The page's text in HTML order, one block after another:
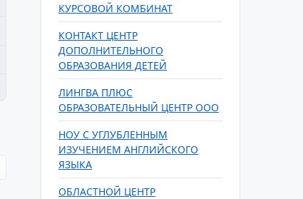
КУРСОВОЙ КОМБИНАТ
КОНТАКТ ЦЕНТР
ДОПОЛНИТЕЛЬНОГО
ОБРАЗОВАНИЯ ДЕТЕЙ
ЛИНГВА ПЛЮС
ОБРАЗОВАТЕЛЬНЫЙ ЦЕНТР ООО
НОУ С УГЛУБЛЕННЫМ
ИЗУЧЕНИЕМ АНГЛИЙСКОГО
ЯЗЫКА
ОБЛАСТНОЙ ЦЕНТР